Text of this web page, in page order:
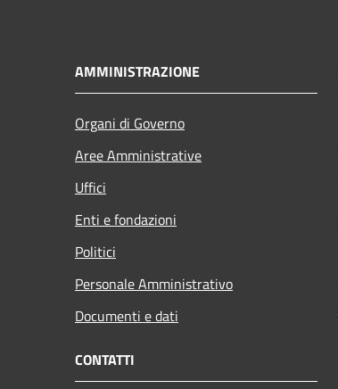
AMMINISTRAZIONE
Organi di Governo
Aree Amministrative
Uffici
Enti e fondazioni
Politici
Personale Amministrativo
Documenti e dati
CONTATTI